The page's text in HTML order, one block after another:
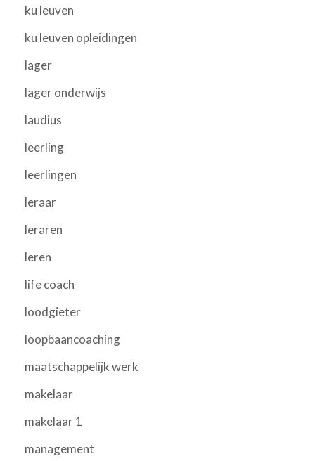
ku leuven
ku leuven opleidingen
lager
lager onderwijs
laudius
leerling
leerlingen
leraar
leraren
leren
life coach
loodgieter
loopbaancoaching
maatschappelijk werk
makelaar
makelaar 1
management